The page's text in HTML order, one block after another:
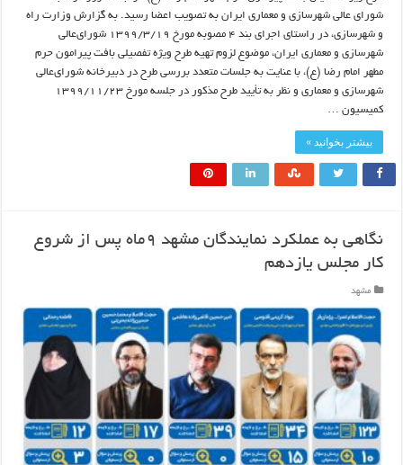
شورای عالی شهرسازی و معماری ایران به تصویب اعضا رسید. به گزارش وزارت راه
و شهرسازی، در راستای اجرای بند ۴ مصوبه مورخ ۱۳۹۹/۳/۱۹ شورای‌عالی
شهرسازی و معماری ایران، موضوع لزوم تهیه طرح ویژه تفصیلی بافت پیرامون حرم
مطهر امام رضا (ع)، با عنایت به جلسات متعدد بررسی طرح در دبیرخانه شورای‌عالی
شهرسازی و معماری و نظر به تأیید طرح مذکور در جلسه مورخ ۱۳۹۹/۱۱/۲۳
کمیسیون …
بیشتر بخوانید »
نگاهی به عملکرد نمایندگان مشهد ۹ ماه پس از شروع
کار مجلس یازدهم
مشهد